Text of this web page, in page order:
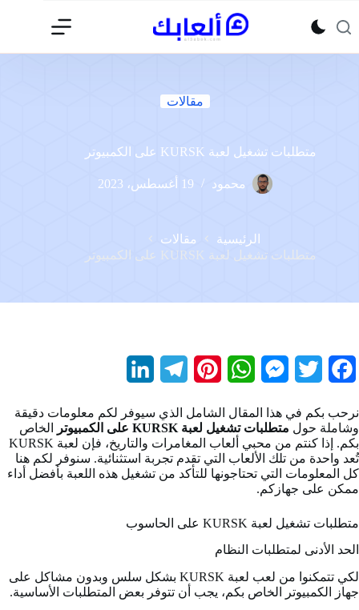
إلى
المحتوى
مقالات
متطلبات تشغيل لعبة KURSK على الكمبيوتر
محمود 19 أغسطس، 2023
الرئيسية
مقالات
متطلبات تشغيل لعبة KURSK على الكمبيوتر
c
e
b
o
k
i
t
r
M
s
s
e
g
e
r
W
a
t
s
p
n
t
e
e
l
e
g
a
n
k
e
نرحب بكم في هذا المقال الشامل الذي سيوفر لكم معلومات دقيقة
وشاملة حول متطلبات تشغيل لعبة KURSK على الكمبيوتر
الخاص
بكم. إذا كنتم من محبي ألعاب المغامرات والتاريخ، فإن لعبة KURSK
تُعد واحدة من تلك الألعاب التي تقدم تجربة استثنائية. سنوفر لكم هنا
كل المعلومات التي تحتاجونها للتأكد من تشغيل هذه اللعبة بأفضل أداء
ممكن على جهازكم.
متطلبات تشغيل لعبة KURSK على الحاسوب
الحد الأدنى لمتطلبات النظام
لكي تتمكنوا من لعب لعبة KURSK بشكل سلس وبدون مشاكل على
جهاز الكمبيوتر الخاص بكم، يجب أن تتوفر بعض المتطلبات الأساسية.